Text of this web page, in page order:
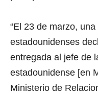
n
d
s
V
o
l
“El 23 de marzo,
estadounidenses
entregada al jefe de
estadounidense [en
Ministerio de